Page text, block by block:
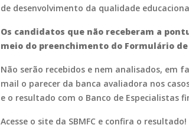
de desenvolvimento da qualidade
Os candidatos que não receberam a
meio do preenchimento do Formulário de
Não serão recebidos e nem analisados, em
mail o parecer da banca avaliadora nos
e o resultado com o Banco de Especialistas
Acesse o site da SBMFC e confira o resultado!